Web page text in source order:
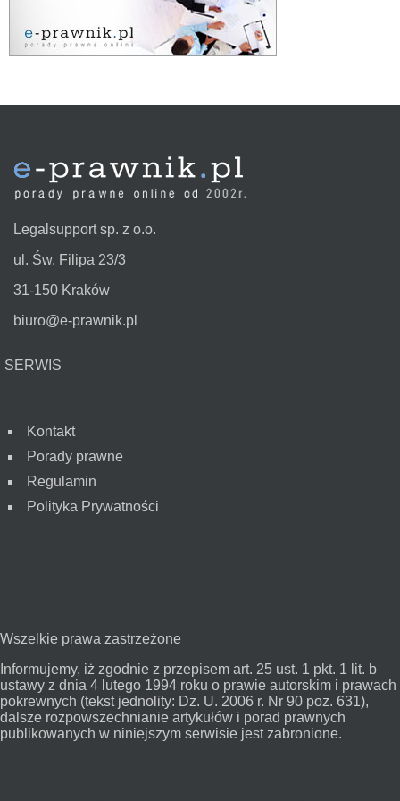
Legalsupport sp. z o.o.
ul. Św. Filipa 23/3
31-150 Kraków
biuro@e-prawnik.pl
SERWIS
Kontakt
Porady prawne
Regulamin
Polityka Prywatności
Wszelkie prawa zastrzeżone
Informujemy, iż zgodnie z przepisem art. 25 ust. 1 pkt. 1 lit. b
ustawy z dnia 4 lutego 1994 roku o prawie autorskim i prawach
pokrewnych (tekst jednolity: Dz. U. 2006 r. Nr 90 poz. 631),
dalsze rozpowszechnianie artykułów i porad prawnych
publikowanych w niniejszym serwisie jest zabronione.